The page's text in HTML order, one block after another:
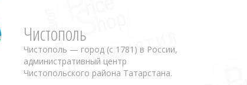
Чистополь
Чистополь — город (с 1781) в России,
административный центр
Чистопольского района Татарстана.